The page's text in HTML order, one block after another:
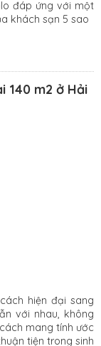
đáp ứng với một
khách sạn 5 sao
140 m2 ở Hải
hiện đại sang
với nhau, không
mang tính ước
tiện trong sinh